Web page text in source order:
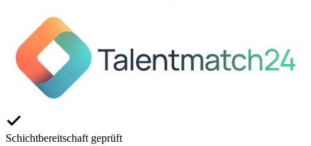
Schichtbereitschaft geprüft